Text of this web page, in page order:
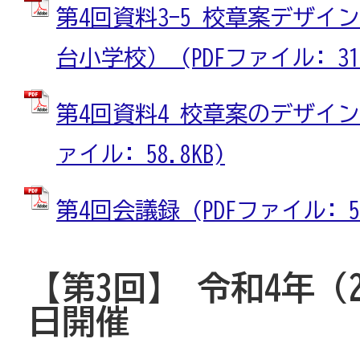
第4回資料3-5 校章案デザイ
台小学校） (PDFファイル:
第4回資料4 校章案のデザイ
ァイル: 58.8KB)
第4回会議録 (PDFファイル:
【第3回】 令和4年（
日開催